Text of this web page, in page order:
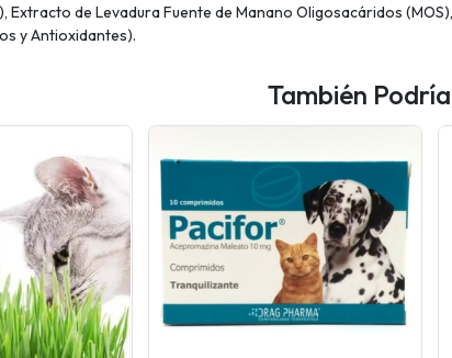
Extracto de Levadura Fuente de Manano Oligosacáridos
y Antioxidantes).
También